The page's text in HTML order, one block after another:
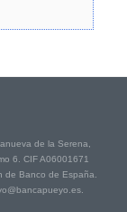
de la Serena,
6. CIF A06001671
de Banco de España.